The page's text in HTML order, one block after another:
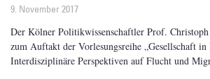
9. November 2017
Der Kölner Politikwissenschaftler Prof.
zum Auftakt der Vorlesungsreihe „Gesellschaft in
Interdisziplinäre Perspektiven auf Flucht und